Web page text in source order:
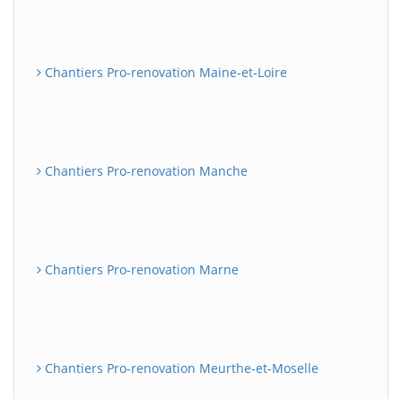
Chantiers Pro-renovation Maine-et-Loire
Chantiers Pro-renovation Manche
Chantiers Pro-renovation Marne
Chantiers Pro-renovation Meurthe-et-Moselle